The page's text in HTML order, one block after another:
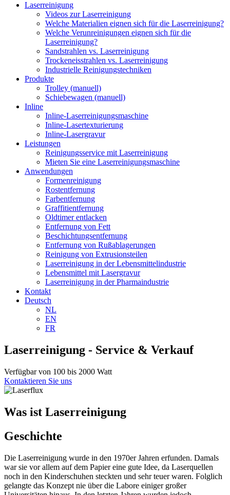
Laserreinigung
Videos zur Laserreinigung
Welche Materialien eignen sich für die Laserreinigung?
Welche Verunreinigungen eignen sich für die
Laserreinigung?
Sandstrahlen vs. Laserreinigung
Trockeneisstrahlen vs. Laserreinigung
Industrielle Reinigungstechniken
Produkte
Trolley (manuell)
Schiebewagen (manuell)
Inline
Inline-Laserreinigungsmaschine
Inline-Lasertexturierung
Inline-Lasergravur
Leistungen
Reinigungsservice mit Laserreinigung
Mieten Sie eine Laserreinigungsmaschine
Anwendungen
Formenreinigung
Rostentfernung
Farbentfernung
Graffitientfernung
Oldtimer entlacken
Entfernung von Fett
Beschichtungsentfernung
Entfernung von Rußablagerungen
Reinigung von Extrusionsteilen
Laserreinigung in der Lebensmittelindustrie
Lebensmittel mit Lasergravur
Laserreinigung in der Pharmaindustrie
Kontakt
Deutsch
NL
EN
FR
Laserreinigung - Service & Verkauf
Verfügbar von 100 bis 2000 Watt
Kontaktieren Sie uns
Was ist Laserreinigung
Geschichte
Die Laserreinigung wurde in den 1970er Jahren erfunden. Damals
war sie vor allem auf dem Papier eine gute Idee, da Laserquellen
noch in den Kinderschuhen steckten und sehr teuer waren. Folglich
gelangte das Konzept nie über die Labore einiger großer